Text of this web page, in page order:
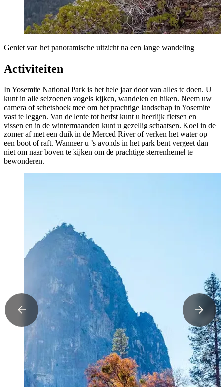
Geniet van het panoramische uitzicht na een lange wandeling
Activiteiten
In Yosemite National Park is het hele jaar door van alles te doen. U
kunt in alle seizoenen vogels kijken, wandelen en hiken. Neem uw
camera of schetsboek mee om het prachtige landschap in Yosemite
vast te leggen. Van de lente tot herfst kunt u heerlijk fietsen en
vissen en in de wintermaanden kunt u gezellig schaatsen. Koel in de
zomer af met een duik in de Merced River of verken het water op
een boot of raft. Wanneer u ’s avonds in het park bent vergeet dan
niet om naar boven te kijken om de prachtige sterrenhemel te
bewonderen.